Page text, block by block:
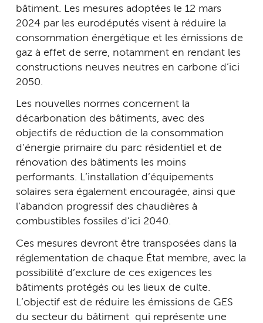
bâtiment. Les mesures adoptées le 12 mars
2024 par les eurodéputés visent à réduire la
consommation énergétique et les émissions de
gaz à effet de serre, notamment en rendant les
constructions neuves neutres en carbone d’ici
2050.
Les nouvelles normes concernent la
décarbonation des bâtiments, avec des
objectifs de réduction de la consommation
d’énergie primaire du parc résidentiel et de
rénovation des bâtiments les moins
performants. L’installation d’équipements
solaires sera également encouragée, ainsi que
l’abandon progressif des chaudières à
combustibles fossiles d’ici 2040.
Ces mesures devront être transposées dans la
réglementation de chaque État membre, avec la
possibilité d’exclure de ces exigences les
bâtiments protégés ou les lieux de culte.
L’objectif est de réduire les émissions de GES
du secteur du bâtiment qui représente une